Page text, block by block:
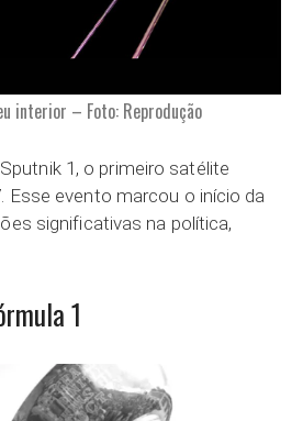
interior – Foto: Reprodução
1, o primeiro satélite
Esse evento marcou o início da
significativas na política,
1